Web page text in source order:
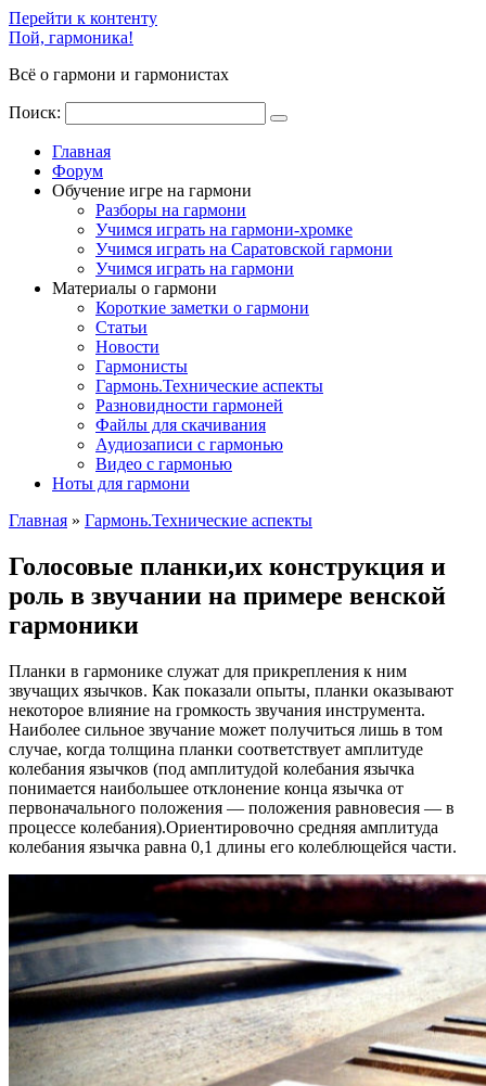
Перейти к контенту
Пой, гармоника!
Всё о гармони и гармонистах
Поиск:
Главная
Форум
Обучение игре на гармони
Разборы на гармони
Учимся играть на гармони-хромке
Учимся играть на Саратовской гармони
Учимся играть на гармони
Материалы о гармони
Короткие заметки о гармони
Cтатьи
Новости
Гармонисты
Гармонь.Технические аспекты
Разновидности гармоней
Файлы для скачивания
Аудиозаписи с гармонью
Видео с гармонью
Ноты для гармони
Главная » Гармонь.Технические аспекты
Голосовые планки,их конструкция и
роль в звучании на примере венской
гармоники
Планки в гармонике служат для прикрепления к ним
звучащих язычков. Как показали опыты, планки оказывают
некоторое влияние на громкость звучания инструмента.
Наиболее сильное звучание может получиться лишь в том
случае, когда толщина планки соответствует амплитуде
колебания язычков (под амплитудой колебания язычка
понимается наибольшее отклонение конца язычка от
первоначального положения — положения равновесия — в
процессе колебания).Ориентировочно средняя амплитуда
колебания язычка равна 0,1 длины его колеблющейся части.